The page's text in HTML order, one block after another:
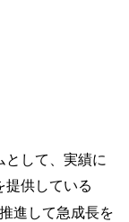
として、実績に
提供している
進して急成長を